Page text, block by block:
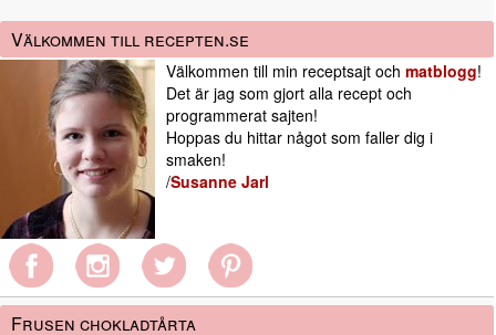
Välkommen till recepten.se
Välkommen till min receptsajt och matblogg!
Det är jag som gjort alla recept och
programmerat sajten!
Hoppas du hittar något som faller dig i
smaken!
/Susanne Jarl
Frusen chokladtårta